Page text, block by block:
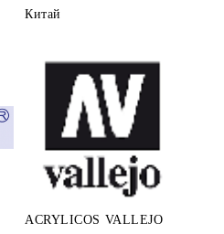
Китай
ACRYLICOS VALLEJO